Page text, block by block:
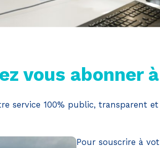
vous abonner
service 100% public, transparent
Pour souscrire à